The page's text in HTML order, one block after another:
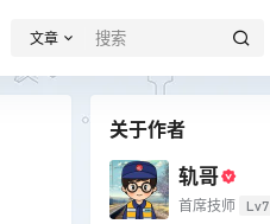
文章
关于作者
轨哥
首席技师 Lv7